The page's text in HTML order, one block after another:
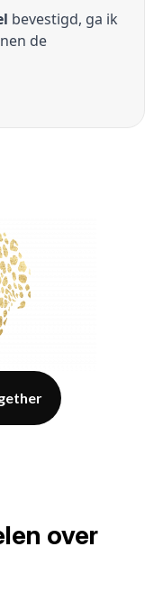
bevestigd, ga ik
de
over